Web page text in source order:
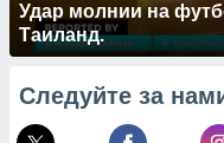
Удар молнии на
Таиланд.
Следуйте за